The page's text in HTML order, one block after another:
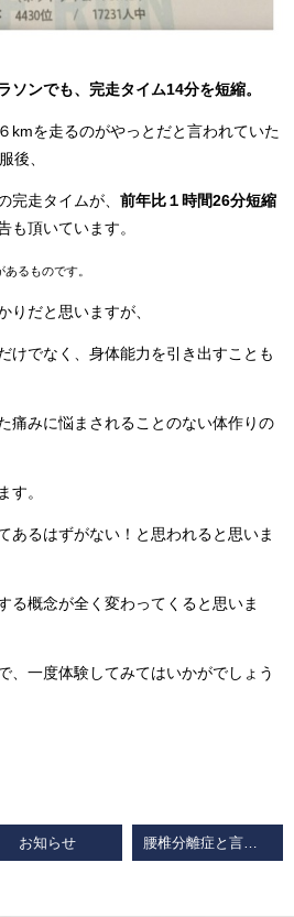
ソンでも、完走タイム14分を短縮。
kmを走るのがやっとだと言われていた
後、
完走タイムが、 前年比１時間26分短縮
も頂いています。
るものです。
りだと思いますが、
けでなく、身体能力を引き出すことも
痛みに悩まされることのない体作りの
す。
あるはずがない！と思われると思いま
る概念が全く変わってくると思いま
、一度体験してみてはいかがでしょう
お知らせ